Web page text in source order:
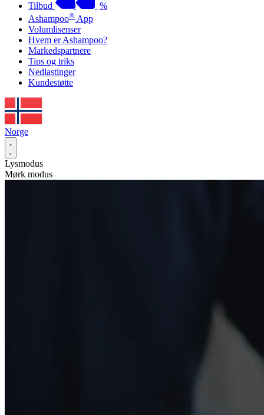
Tilbud
%
Ashampoo® App
Volumlisenser
Hvem er Ashampoo?
Markedspartnere
Tips og triks
Nedlastinger
Kundestøtte
Norge
Lysmodus
Mørk modus